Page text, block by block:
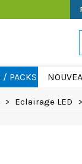
/ PACKS
> Eclairage LED >